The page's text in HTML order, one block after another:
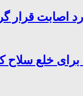
اصابت قرار
برای خلع